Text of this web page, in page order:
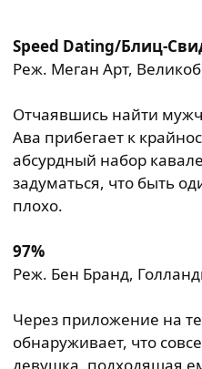
Speed Dating/Блиц-
Реж. Меган Арт,
Отчаявшись найти
Ава прибегает к
абсурдный набор
задуматься, что быть
плохо.
97%
Реж. Бен Бранд,
Через приложение на
обнаруживает, что